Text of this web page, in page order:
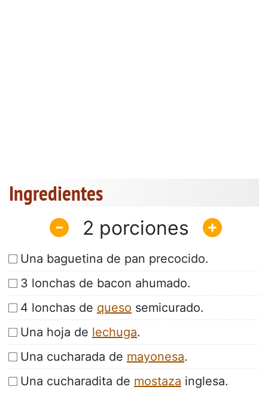
Ingredientes
2
Una baguetina de pan precocido.
3 lonchas de bacon ahumado.
4 lonchas de queso semicurado.
Una hoja de lechuga.
Una cucharada de mayonesa.
Una cucharadita de mostaza inglesa.